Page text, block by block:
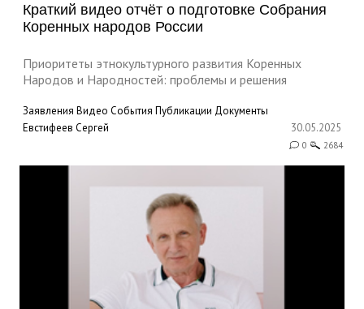
Краткий видео отчёт о подготовке Собрания
Коренных народов России
Приоритеты этнокультурного развития Коренных
Народов и Народностей: проблемы и решения
Заявления Видео События Публикации Документы
Евстифеев Сергей
30.05.2025
0 2684